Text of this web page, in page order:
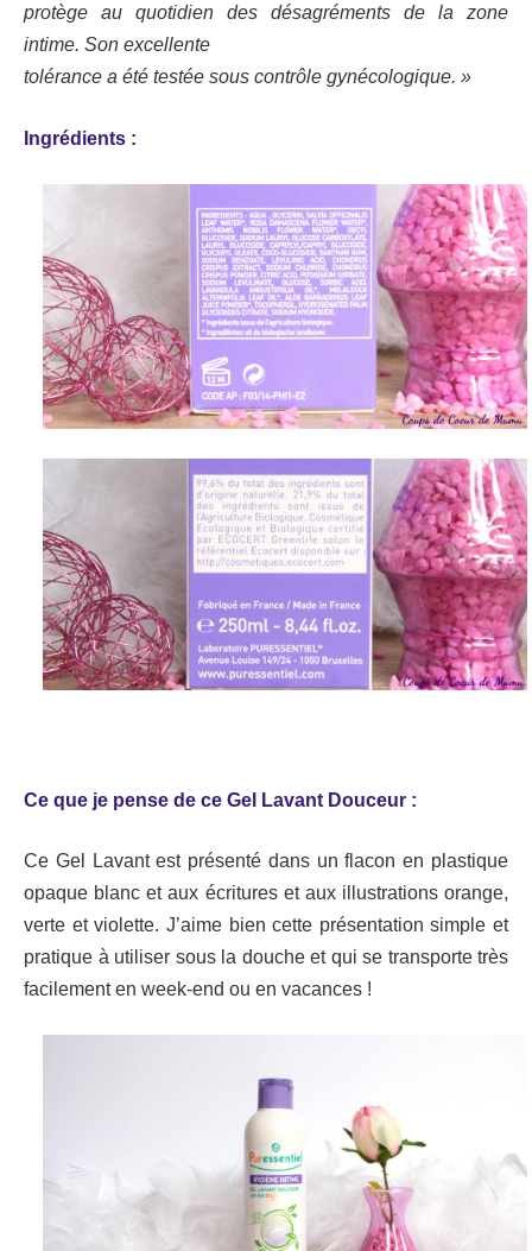
protège au quotidien des désagréments de la zone
intime. Son excellente
tolérance a été testée sous contrôle gynécologique. »
Ingrédients :
Ce que je pense de ce Gel Lavant Douceur :
Ce Gel Lavant est présenté dans un flacon en plastique
opaque blanc et aux écritures et aux illustrations orange,
verte et violette. J’aime bien cette présentation simple et
pratique à utiliser sous la douche et qui se transporte très
facilement en week-end ou en vacances !